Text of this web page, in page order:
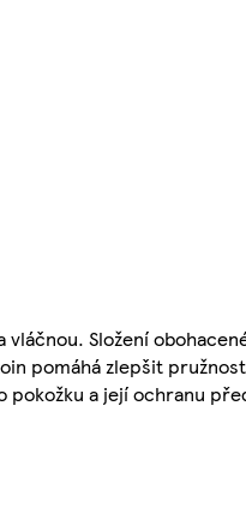
Složení
pomáhá zlepšit
pokožku a její ochranu